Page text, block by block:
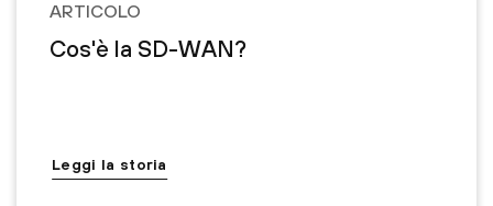
ARTICOLO
Cos'è la SD-WAN?
Leggi la storia